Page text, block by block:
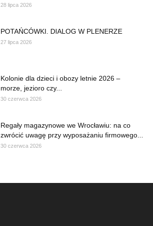
28 lipca 2026
POTAŃCÓWKI. DIALOG W PLENERZE
27 lipca 2026
Kolonie dla dzieci i obozy letnie 2026 –
morze, jezioro czy...
30 czerwca 2026
Regały magazynowe we Wrocławiu: na co
zwrócić uwagę przy wyposażaniu firmowego...
30 czerwca 2026